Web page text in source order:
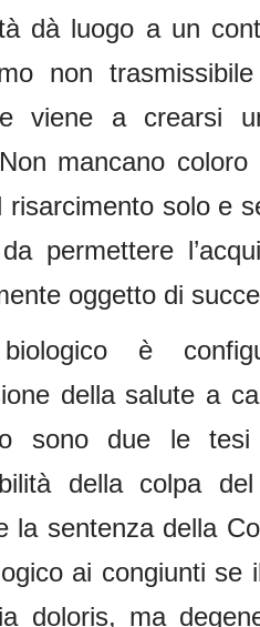
dà luogo a un
non
viene a crearsi
mancano
risarcimento solo e
permettere
oggetto di
è
della salute a
sono due le
della colpa
la sentenza della
ai congiunti se
doloris, ma